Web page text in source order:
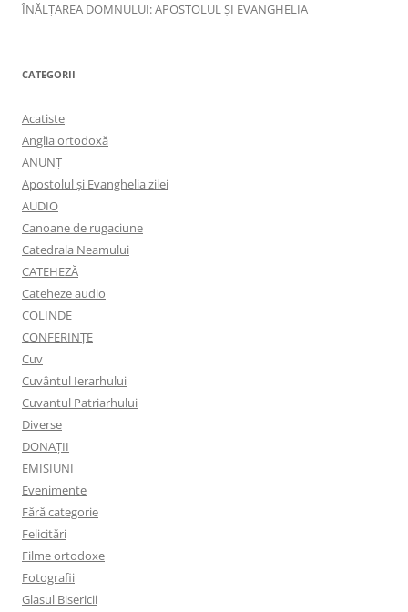
ÎNĂLŢAREA DOMNULUI: APOSTOLUL ȘI EVANGHELIA
CATEGORII
Acatiste
Anglia ortodoxă
ANUNŢ
Apostolul şi Evanghelia zilei
AUDIO
Canoane de rugaciune
Catedrala Neamului
CATEHEZĂ
Cateheze audio
COLINDE
CONFERINȚE
Cuv
Cuvântul Ierarhului
Cuvantul Patriarhului
Diverse
DONAȚII
EMISIUNI
Evenimente
Fără categorie
Felicitări
Filme ortodoxe
Fotografii
Glasul Bisericii